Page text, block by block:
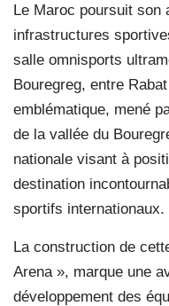
Le Maroc poursuit son
infrastructures
salle omnisports
Bouregreg, entre
emblématique, mené
de la vallée du
nationale visant à
destination
sportifs internationaux.
La construction de
Arena », marque une
développement des